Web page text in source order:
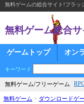
無料ゲームの総合サイト!フラッ
無料ゲーム総合サ
ゲームトップ オン
キーワード
無料ゲーム/フリーゲーム
無料ゲーム > ダウンロードゲ